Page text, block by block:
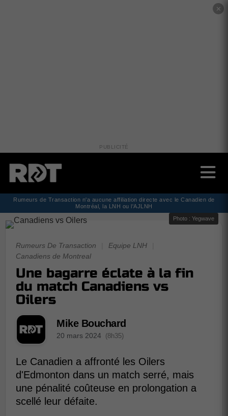
✕
PUBLICITÉ
Rumeurs de Transaction n'a aucune affiliation directe avec le Canadien de
Montréal, la LNH ou l'AJLNH
Photo : Yegwave
Rumeurs De Transaction Equipe LNH
Canadiens de Montreal
Une bagarre éclate à la fin
du match Canadiens vs
Oilers
Mike Bouchard
20 mars 2024 (8h35)
Le Canadien a affronté les Oilers
d'Edmonton dans un match serré, mais
une pénalité coûteuse en prolongation a
scellé leur défaite.